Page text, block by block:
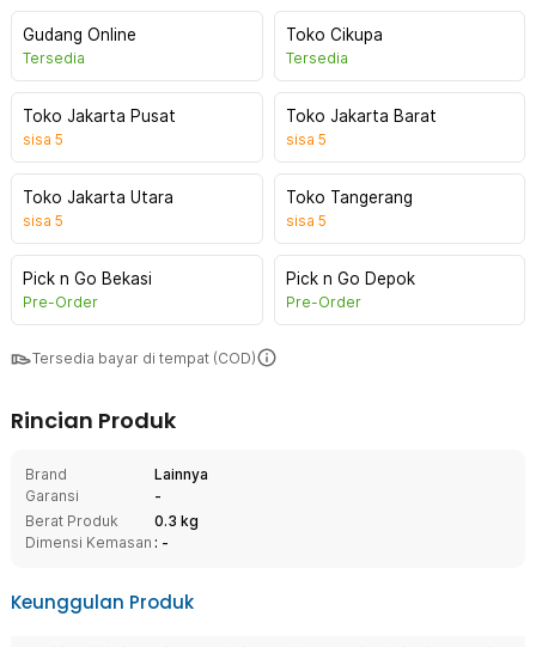
Gudang Online
Tersedia
Toko Cikupa
Tersedia
Toko Jakarta Pusat
sisa 5
Toko Jakarta Barat
sisa 5
Toko Jakarta Utara
sisa 5
Toko Tangerang
sisa 5
Pick n Go Bekasi
Pre-Order
Pick n Go Depok
Pre-Order
Tersedia bayar di tempat (COD)
Rincian Produk
Brand
Lainnya
Garansi
-
Berat Produk
0.3 kg
Dimensi Kemasan : -
Keunggulan Produk